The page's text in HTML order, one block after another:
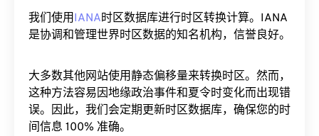
我们使用IANA时区数据库进行时区转换计算。IANA
是协调和管理世界时区数据的知名机构，信誉良好。
大多数其他网站使用静态偏移量来转换时区。然而，
这种方法容易因地缘政治事件和夏令时变化而出现错
误。因此，我们会定期更新时区数据库，确保您的时
间信息 100% 准确。